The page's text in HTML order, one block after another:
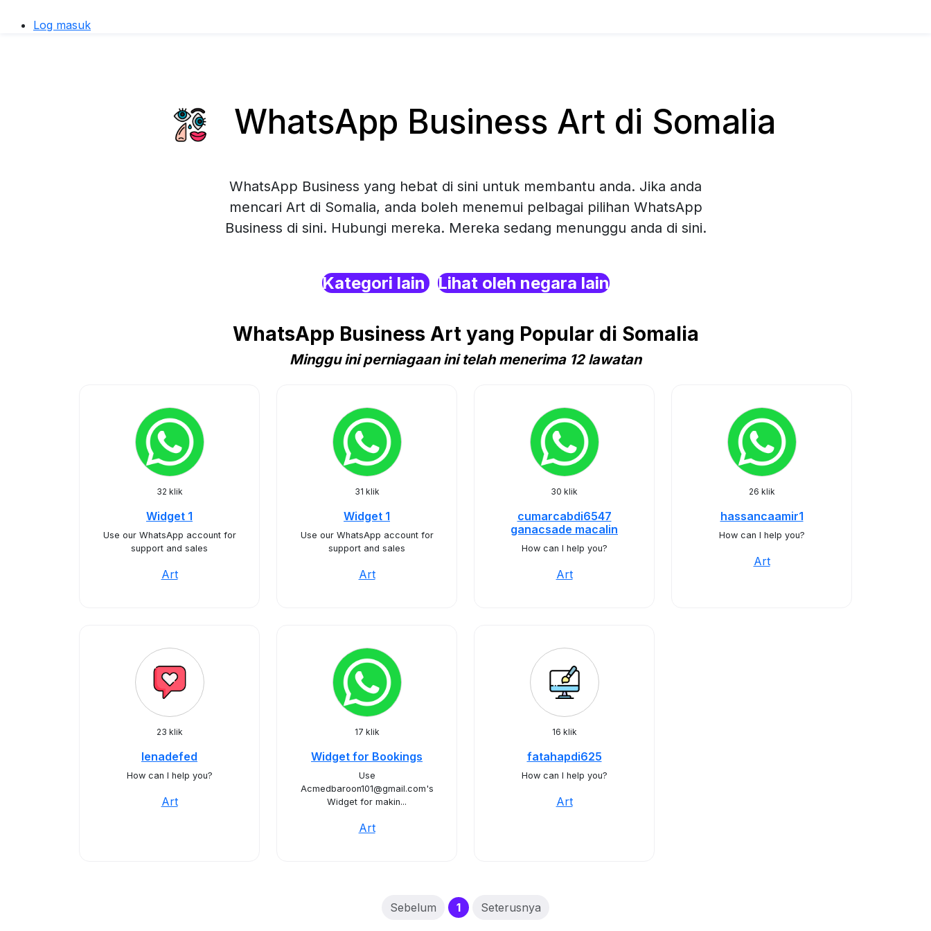
Log masuk
WhatsApp Business Art di Somalia
WhatsApp Business yang hebat di sini untuk membantu anda. Jika anda
mencari Art di Somalia, anda boleh menemui pelbagai pilihan WhatsApp
Business di sini. Hubungi mereka. Mereka sedang menunggu anda di sini.
Kategori lain Lihat oleh negara lain
WhatsApp Business Art yang Popular di Somalia
Minggu ini perniagaan ini telah menerima 12 lawatan
32 klik
Widget 1
Use our WhatsApp account for
support and sales
Art
31 klik
Widget 1
Use our WhatsApp account for
support and sales
Art
30 klik
cumarcabdi6547
ganacsade macalin
How can I help you?
Art
26 klik
hassancaamir1
How can I help you?
Art
23 klik
lenadefed
How can I help you?
Art
17 klik
Widget for Bookings
Use
Acmedbaroon101@gmail.com's
Widget for makin...
Art
16 klik
fatahapdi625
How can I help you?
Art
Sebelum 1(current)
Seterusnya